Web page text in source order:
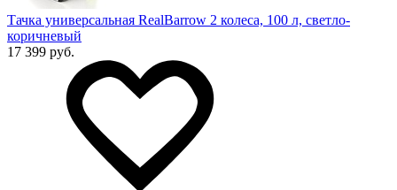
Тачка универсальная RealBarrow 2 колеса, 100 л, светло-
коричневый
17 399 руб.